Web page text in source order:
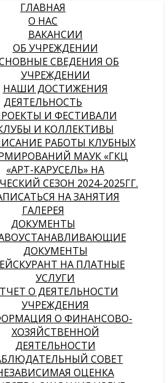
ГЛАВНАЯ
О НАС
ВАКАНСИИ
ОБ УЧРЕЖДЕНИИ
СВЕДЕНИЯ ОБ
УЧРЕЖДЕНИИ
НАШИ ДОСТИЖЕНИЯ
ДЕЯТЕЛЬНОСТЬ
И ФЕСТИВАЛИ
И КОЛЛЕКТИВЫ
РАБОТЫ КЛУБНЫХ
МАУК «ГКЦ
«АРТ-КАРУСЕЛЬ» НА
СЕЗОН 2024-2025ГГ.
НА ЗАНЯТИЯ
ГАЛЕРЕЯ
ДОКУМЕНТЫ
ДОКУМЕНТЫ
НА ПЛАТНЫЕ
УСЛУГИ
О ДЕЯТЕЛЬНОСТИ
УЧРЕЖДЕНИЯ
О ФИНАНСОВО-
ХОЗЯЙСТВЕННОЙ
ДЕЯТЕЛЬНОСТИ
СОВЕТ
ОЦЕНКА